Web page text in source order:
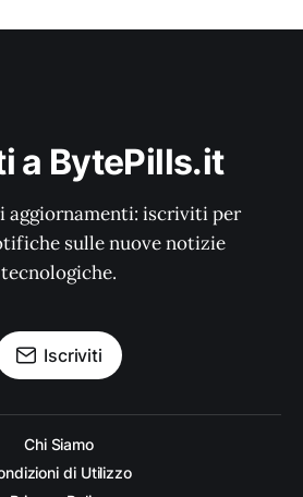
a BytePills.it
aggiornamenti: iscriviti per
sulle nuove notizie
tecnologiche.
Iscriviti
Chi Siamo
di Utilizzo